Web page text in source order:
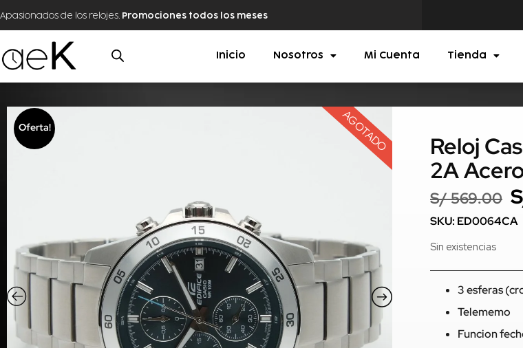
Apasionados de los relojes. Promociones todos los meses
Inicio Nosotros Mi Cuenta Tienda
Oferta! AGOTADO
Reloj
2A
S/569.00
SKU: ED0064CA
Sin existencias
3 esferas
Telememo
Funcion